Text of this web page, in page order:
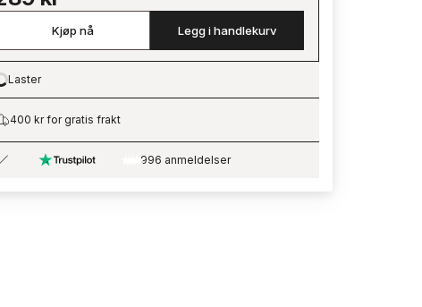
Kjøp nå Legg i handlekurv
Loading…
Laster
400 kr for gratis frakt
996 anmeldelser